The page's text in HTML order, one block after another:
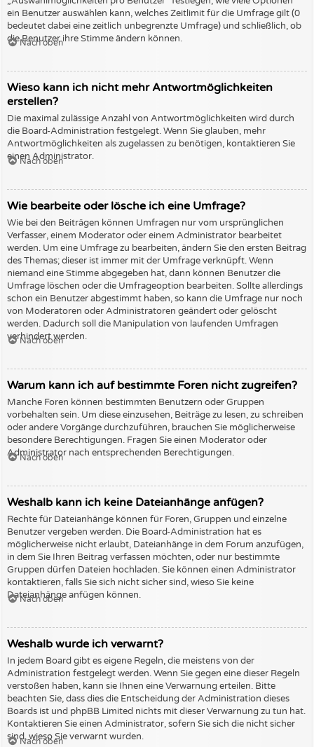
ein Benutzer auswählen kann, welches Zeitlimit für die Umfrage gilt (0
bedeutet dabei eine zeitlich unbegrenzte Umfrage) und schließlich, ob
die Benutzer ihre Stimme ändern können.
Nach oben
Wieso kann ich nicht mehr Antwortmöglichkeiten
erstellen?
Die maximal zulässige Anzahl von Antwortmöglichkeiten wird durch
die Board-Administration festgelegt. Wenn Sie glauben, mehr
Antwortmöglichkeiten als zugelassen zu benötigen, kontaktieren Sie
einen Administrator.
Nach oben
Wie bearbeite oder lösche ich eine Umfrage?
Wie bei den Beiträgen können Umfragen nur vom ursprünglichen
Verfasser, einem Moderator oder einem Administrator bearbeitet
werden. Um eine Umfrage zu bearbeiten, ändern Sie den ersten Beitrag
des Themas; dieser ist immer mit der Umfrage verknüpft. Wenn
niemand eine Stimme abgegeben hat, dann können Benutzer die
Umfrage löschen oder die Umfrageoption bearbeiten. Sollte allerdings
schon ein Benutzer abgestimmt haben, so kann die Umfrage nur noch
von Moderatoren oder Administratoren geändert oder gelöscht
werden. Dadurch soll die Manipulation von laufenden Umfragen
verhindert werden.
Nach oben
Warum kann ich auf bestimmte Foren nicht zugreifen?
Manche Foren können bestimmten Benutzern oder Gruppen
vorbehalten sein. Um diese einzusehen, Beiträge zu lesen, zu schreiben
oder andere Vorgänge durchzuführen, brauchen Sie möglicherweise
besondere Berechtigungen. Fragen Sie einen Moderator oder
Administrator nach entsprechenden Berechtigungen.
Nach oben
Weshalb kann ich keine Dateianhänge anfügen?
Rechte für Dateianhänge können für Foren, Gruppen und einzelne
Benutzer vergeben werden. Die Board-Administration hat es
möglicherweise nicht erlaubt, Dateianhänge in dem Forum anzufügen,
in dem Sie Ihren Beitrag verfassen möchten, oder nur bestimmte
Gruppen dürfen Dateien hochladen. Sie können einen Administrator
kontaktieren, falls Sie sich nicht sicher sind, wieso Sie keine
Dateianhänge anfügen können.
Nach oben
Weshalb wurde ich verwarnt?
In jedem Board gibt es eigene Regeln, die meistens von der
Administration festgelegt werden. Wenn Sie gegen eine dieser Regeln
verstoßen haben, kann sie Ihnen eine Verwarnung erteilen. Bitte
beachten Sie, dass dies die Entscheidung der Administration dieses
Boards ist und phpBB Limited nichts mit dieser Verwarnung zu tun hat.
Kontaktieren Sie einen Administrator, sofern Sie sich die nicht sicher
sind, wieso Sie verwarnt wurden.
Nach oben